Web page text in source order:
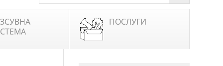
ПОСЛУГИ